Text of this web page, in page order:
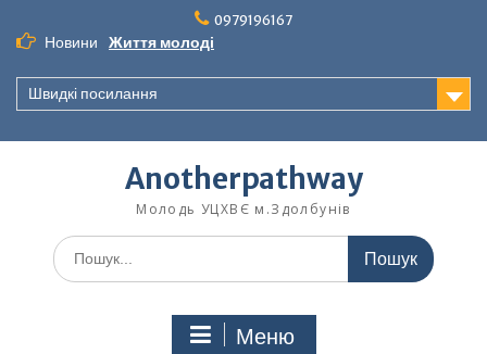
до
вмісту
0979196167
Новини Життя молоді
Швидкі посилання
Anotherpathway
Молодь УЦХВЄ м.Здолбунів
Шукати:
Меню